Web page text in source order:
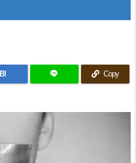
B! Copy